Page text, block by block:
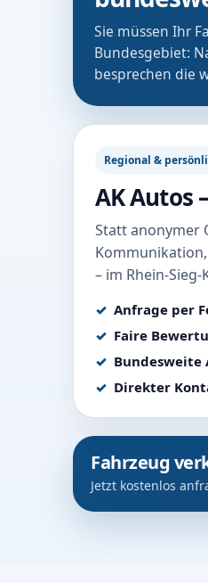
Sie müssen Ihr
Bundesgebiet:
besprechen die
Regional &
AK Autos
Statt anonymer
– im Rhein-
Anfrage per
Faire
Bundesweite
Direkter
Fahrzeug
Jetzt kostenlos